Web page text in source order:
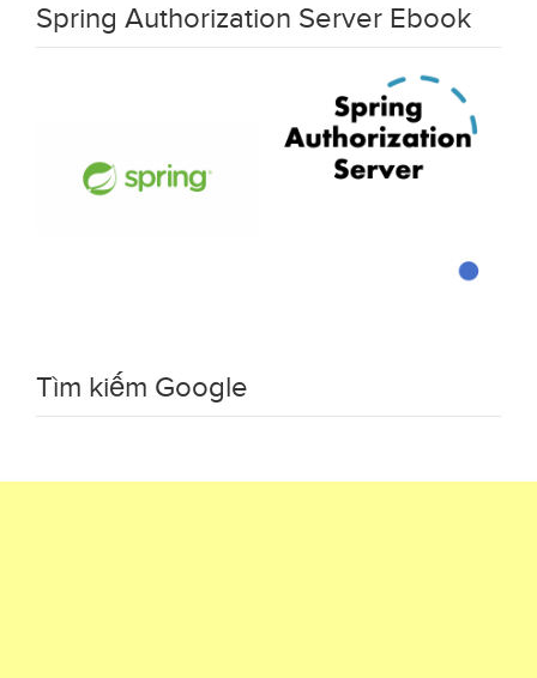
Spring Authorization Server Ebook
Tìm kiếm Google